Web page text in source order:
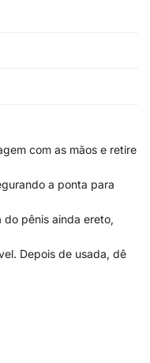
com as mãos e retire
a ponta para
do pênis ainda ereto,
Depois de usada, dê